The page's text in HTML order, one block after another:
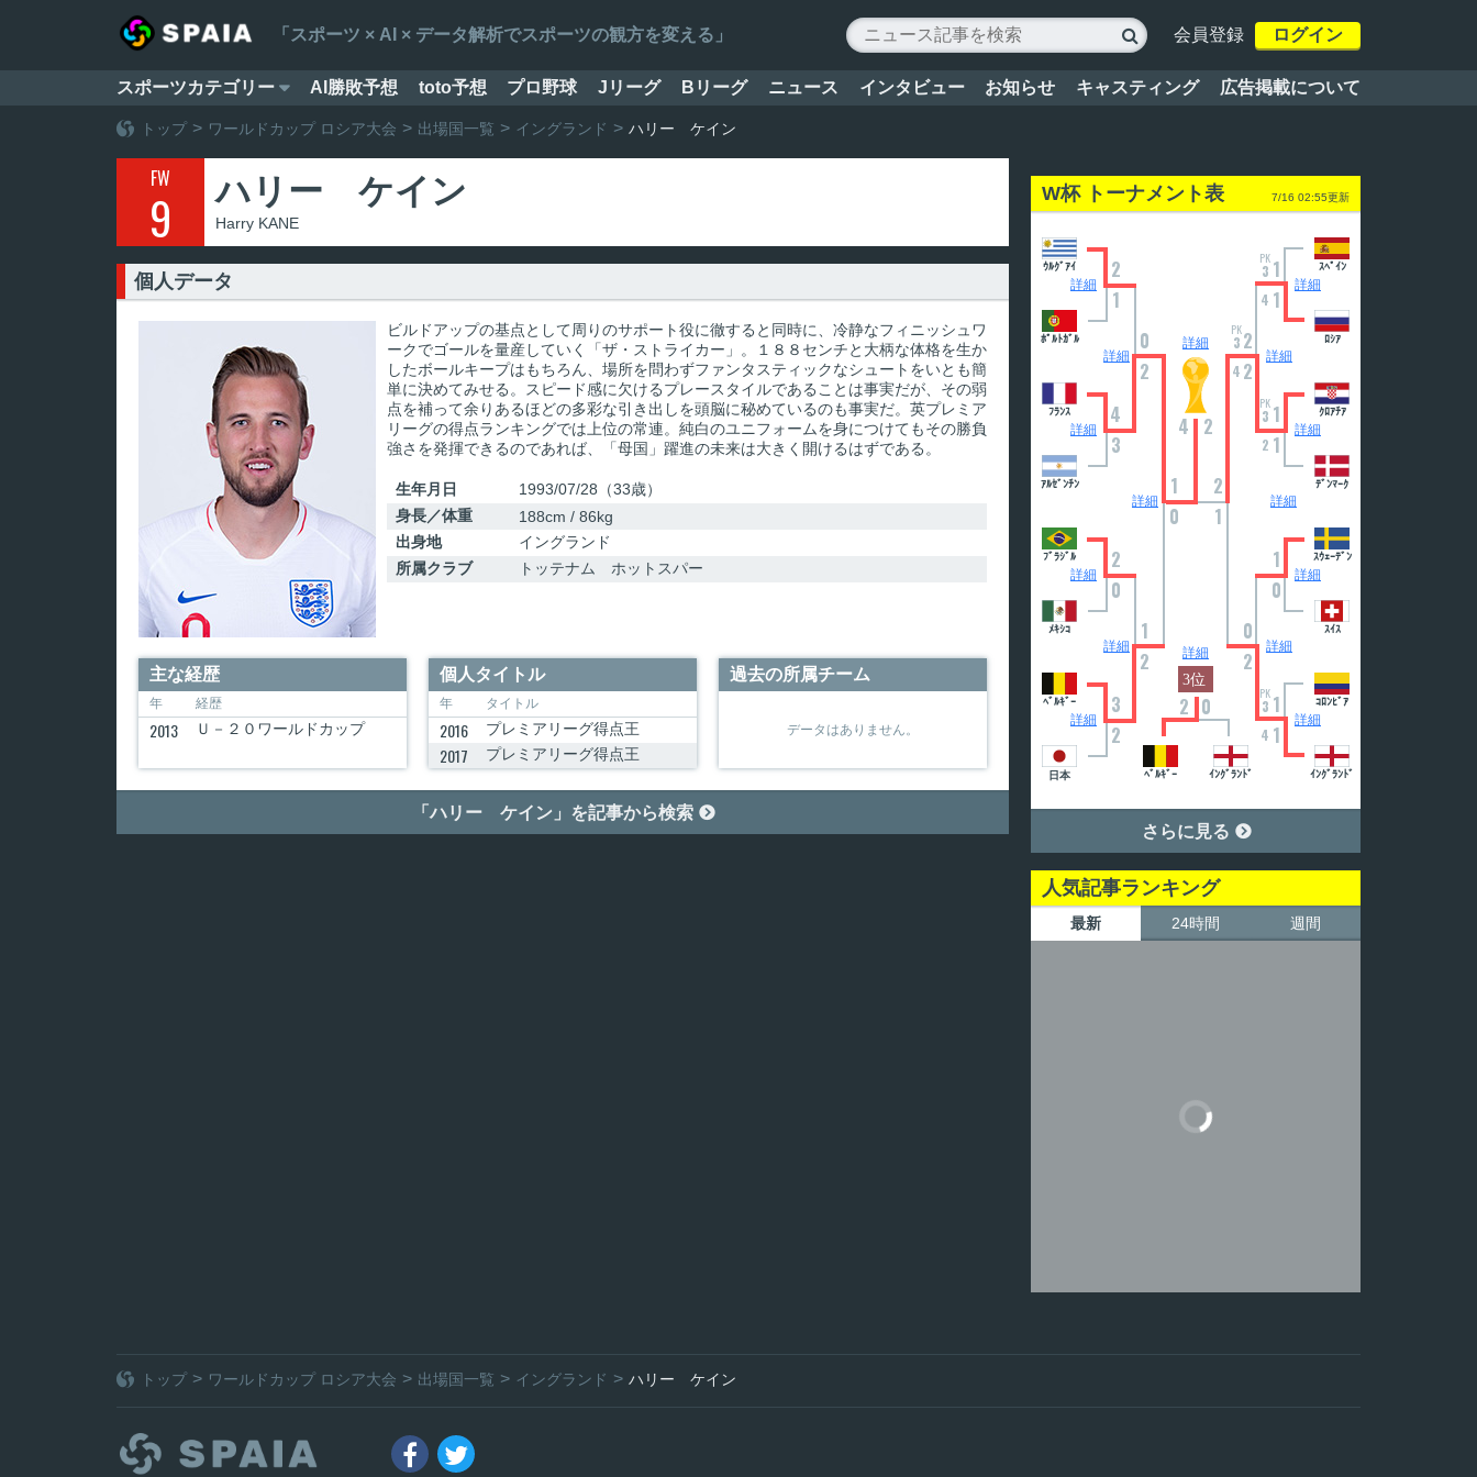
「スポーツ × AI × データ解析でスポーツの観方を変える」  会員登録 ログイン
スポーツカテゴリー  AI勝敗予想 toto予想 プロ野球 Jリーグ Bリーグ ニュース インタビュー お知らせ キャスティング 広告掲載について
トップ ワールドカップ ロシア大会 出場国一覧 イングランド ハリー ケイン
FW
9 ハリー ケイン
Harry KANE
個人データ
ビルドアップの基点として周りのサポート役に徹すると同時に、冷静なフィニッシュワ
ークでゴールを量産していく「ザ・ストライカー」。１８８センチと大柄な体格を生か
したボールキープはもちろん、場所を問わずファンタスティックなシュートをいとも簡
単に決めてみせる。スピード感に欠けるプレースタイルであることは事実だが、その弱
点を補って余りあるほどの多彩な引き出しを頭脳に秘めているのも事実だ。英プレミア
リーグの得点ランキングでは上位の常連。純白のユニフォームを身につけてもその勝負
強さを発揮できるのであれば、「母国」躍進の未来は大きく開けるはずである。
生年月日
1993/07/28（33歳）
身長／体重
188cm / 86kg
出身地
イングランド
所属クラブ
トッテナム ホットスパー
主な経歴
年 経歴
2013 Ｕ－２０ワールドカップ
個人タイトル
年 タイトル
2016 プレミアリーグ得点王
2017 プレミアリーグ得点王
過去の所属チーム
データはありません。
「ハリー ケイン」を記事から検索 
W杯 トーナメント表 7/16 02:55更新
詳細
4 2
詳細
1
0
詳細
2
1
詳細
0
2
詳細
1
2
詳細
PK
3
4
2
2
詳細
0
2
詳細
2
1
詳細
4
3
詳細
2
0
詳細
3
2
詳細
PK
3
4
1
1
詳細
PK
3
2
1
1
詳細
1
0
詳細
PK
3
4
1
1
詳細
2 0
ｳﾙｸﾞｱｲ
ﾎﾟﾙﾄｶﾞﾙ
ﾌﾗﾝｽ
ｱﾙｾﾞﾝﾁﾝ
ﾌﾞﾗｼﾞﾙ
ﾒｷｼｺ
ﾍﾞﾙｷﾞｰ
日本
ｽﾍﾟｲﾝ
ﾛｼｱ
ｸﾛｱﾁｱ
ﾃﾞﾝﾏｰｸ
ｽｳｪｰﾃﾞﾝ
ｽｲｽ
ｺﾛﾝﾋﾞｱ
ｲﾝｸﾞﾗﾝﾄﾞ
ﾍﾞﾙｷﾞｰ ｲﾝｸﾞﾗﾝﾄﾞ
さらに見る 
人気記事ランキング
最新 24時間 週間
トップ ワールドカップ ロシア大会 出場国一覧 イングランド ハリー ケイン
 